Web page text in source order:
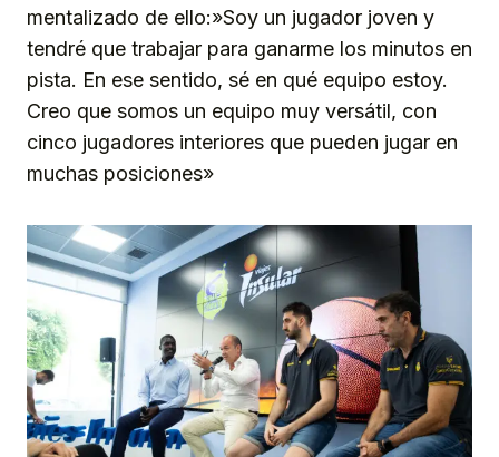
mentalizado de ello:»Soy un jugador joven y
tendré que trabajar para ganarme los minutos en
pista. En ese sentido, sé en qué equipo estoy.
Creo que somos un equipo muy versátil, con
cinco jugadores interiores que pueden jugar en
muchas posiciones»